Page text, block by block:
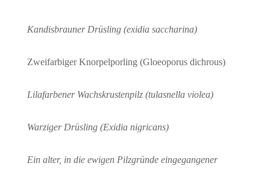
Kandisbrauner Drüsling (exidia saccharina)
Zweifarbiger Knorpelporling (Gloeoporus dichrous)
Lilafarbener Wachskrustenpilz (tulasnella violea)
Warziger Drüsling (Exidia nigricans)
Ein alter, in die ewigen Pilzgründe eingegangener